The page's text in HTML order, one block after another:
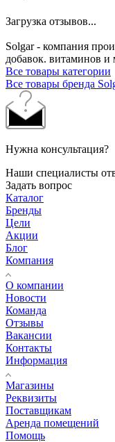
Загрузка отзывов...
Solgar - компания
добавок. витаминов
Все товары категории
Все товары бренда
Нужна консультация?
Наши специалисты
Задать вопрос
Каталог
Бренды
Цели
Акции
Блог
Компания
О компании
Новости
Команда
Отзывы
Вакансии
Контакты
Информация
Магазины
Реквизиты
Поставщикам
Аренда помещений
Помощь